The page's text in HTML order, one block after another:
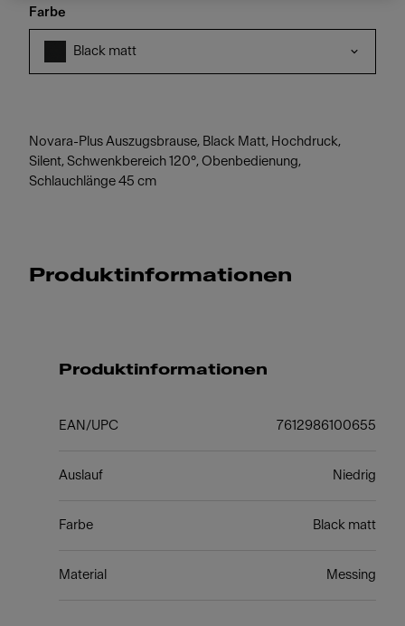
Farbe
Black matt
Novara-Plus Auszugsbrause, Black Matt, Hochdruck,
Silent, Schwenkbereich 120°, Obenbedienung,
Schlauchlänge 45 cm
Produktinformationen
Produktinformationen
EAN/UPC 7612986100655
Auslauf Niedrig
Farbe Black matt
Material Messing